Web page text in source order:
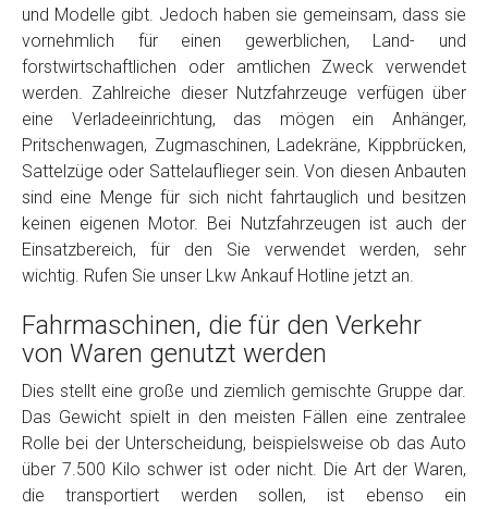
Model
Baujahr
Getriebe
Bekannte Schäden
Kilometerstand
Preisvorstellung
Name*
und Modelle gibt. Jedoch haben sie gemeinsam, dass sie
vornehmlich für einen gewerblichen, Land- und
forstwirtschaftlichen oder amtlichen Zweck verwendet
werden. Zahlreiche dieser Nutzfahrzeuge verfügen über
eine Verladeeinrichtung, das mögen ein Anhänger,
Pritschenwagen, Zugmaschinen, Ladekräne, Kippbrücken,
Sattelzüge oder Sattelauflieger sein. Von diesen Anbauten
sind eine Menge für sich nicht fahrtauglich und besitzen
keinen eigenen Motor. Bei Nutzfahrzeugen ist auch der
Einsatzbereich, für den Sie verwendet werden, sehr
wichtig. Rufen Sie unser Lkw Ankauf Hotline jetzt an.
Fahrmaschinen, die für den Verkehr
von Waren genutzt werden
Dies stellt eine große und ziemlich gemischte Gruppe dar.
Das Gewicht spielt in den meisten Fällen eine zentralee
Rolle bei der Unterscheidung, beispielsweise ob das Auto
über 7.500 Kilo schwer ist oder nicht. Die Art der Waren,
die transportiert werden sollen, ist ebenso ein